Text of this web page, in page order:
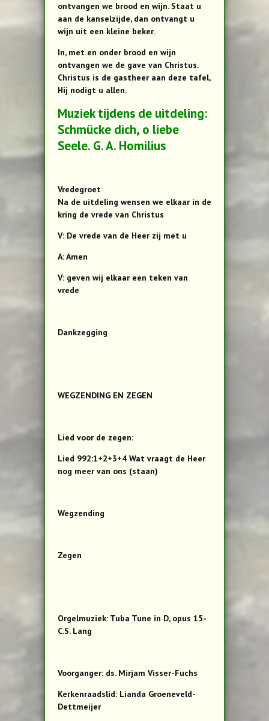
ontvangen we brood en wijn. Staat u
aan de kanselzijde, dan ontvangt u
wijn uit een kleine beker.
In, met en onder brood en wijn
ontvangen we de gave van Christus.
Christus is de gastheer aan deze tafel,
Hij nodigt u allen.
Muziek tijdens de uitdeling:
Schmücke dich, o liebe
Seele. G. A. Homilius
Vredegroet
Na de uitdeling wensen we elkaar in de
kring de vrede van Christus
V: De vrede van de Heer zij met u
A: Amen
V: geven wij elkaar een teken van
vrede
Dankzegging
WEGZENDING EN ZEGEN
Lied voor de zegen:
Lied 992:1+2+3+4 Wat vraagt de Heer
nog meer van ons (staan)
Wegzending
Zegen
Orgelmuziek: Tuba Tune in D, opus 15-
C.S. Lang
Voorganger: ds. Mirjam Visser-Fuchs
Kerkenraadslid: Lianda Groeneveld-
Dettmeijer